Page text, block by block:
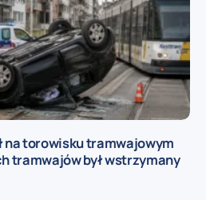
na torowisku tramwajowym
tramwajów był wstrzymany